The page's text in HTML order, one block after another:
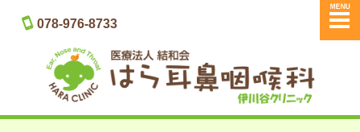
078-976-8733